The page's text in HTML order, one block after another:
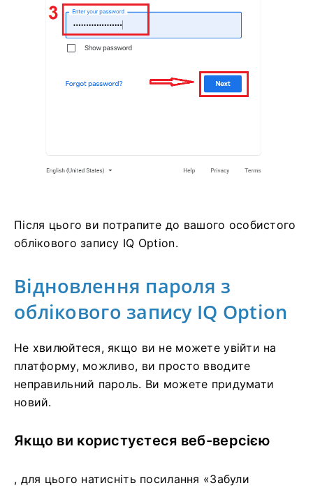
Після цього ви потрапите до вашого особистого
облікового запису IQ Option.
Відновлення пароля з
облікового запису IQ Option
Не хвилюйтеся, якщо ви не можете увійти на
платформу, можливо, ви просто вводите
неправильний пароль. Ви можете придумати
новий.
Якщо ви користуєтеся веб-версією
, для цього натисніть посилання «Забули